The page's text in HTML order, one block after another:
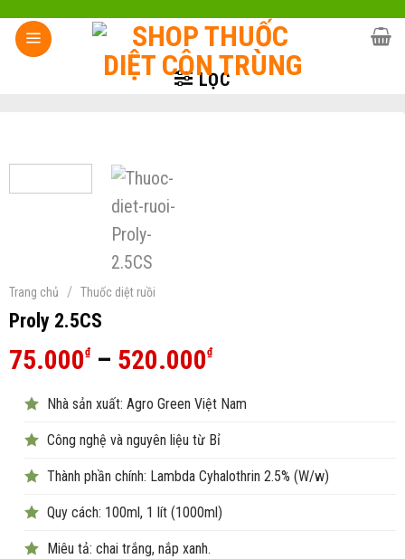
Skip
LỌC
Trang chủ / Thuốc diệt ruồi
Proly 2.5CS
75.000₫ – 520.000₫Khoảng
từ
75.000₫
đến
520.000₫
Nhà sản xuất: Agro Green Việt Nam
Công nghệ và nguyên liệu từ Bỉ
Thành phần chính: Lambda Cyhalothrin 2.5% (W/w)
Quy cách: 100ml, 1 lít (1000ml)
Miêu tả: chai trắng, nắp xanh.